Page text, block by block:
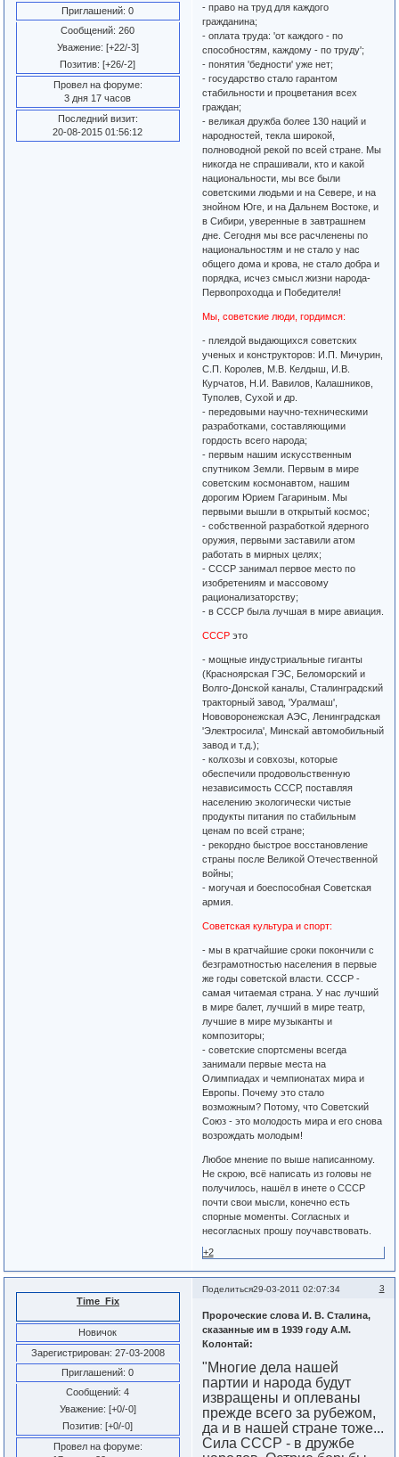
Приглашений: 0
Сообщений: 260
Уважение: [+22/-3]
Позитив: [+26/-2]
Провел на форуме:
3 дня 17 часов
Последний визит:
20-08-2015 01:56:12
- право на труд для каждого
гражданина;
- оплата труда: 'от каждого - по
способностям, каждому - по труду';
- понятия 'бедности' уже нет;
- государство стало гарантом
стабильности и процветания всех
граждан;
- великая дружба более 130 наций и
народностей, текла широкой,
полноводной рекой по всей стране. Мы
никогда не спрашивали, кто и какой
национальности, мы все были
советскими людьми и на Севере, и на
знойном Юге, и на Дальнем Востоке, и
в Сибири, уверенные в завтрашнем
дне. Сегодня мы все расчленены по
национальностям и не стало у нас
общего дома и крова, не стало добра и
порядка, исчез смысл жизни народа-
Первопроходца и Победителя!
Мы, советские люди, гордимся:
- плеядой выдающихся советских
ученых и конструкторов: И.П. Мичурин,
С.П. Королев, М.В. Келдыш, И.В.
Курчатов, Н.И. Вавилов, Калашников,
Туполев, Сухой и др.
- передовыми научно-техническими
разработками, составляющими
гордость всего народа;
- первым нашим искусственным
спутником Земли. Первым в мире
советским космонавтом, нашим
дорогим Юрием Гагариным. Мы
первыми вышли в открытый космос;
- собственной разработкой ядерного
оружия, первыми заставили атом
работать в мирных целях;
- СССР занимал первое место по
изобретениям и массовому
рационализаторству;
- в СССР была лучшая в мире авиация.
СССР это
- мощные индустриальные гиганты
(Красноярская ГЭС, Беломорский и
Волго-Донской каналы, Сталинградский
тракторный завод, 'Уралмаш',
Нововоронежская АЭС, Ленинградская
'Электросила', Минскай автомобильный
завод и т.д.);
- колхозы и совхозы, которые
обеспечили продовольственную
независимость СССР, поставляя
населению экологически чистые
продукты питания по стабильным
ценам по всей стране;
- рекордно быстрое восстановление
страны после Великой Отечественной
войны;
- могучая и боеспособная Советская
армия.
Советская культура и спорт:
- мы в кратчайшие сроки покончили с
безграмотностью населения в первые
же годы советской власти. СССР -
самая читаемая страна. У нас лучший
в мире балет, лучший в мире театр,
лучшие в мире музыканты и
композиторы;
- советские спортсмены всегда
занимали первые места на
Олимпиадах и чемпионатах мира и
Европы. Почему это стало
возможным? Потому, что Советский
Союз - это молодость мира и его снова
возрождать молодым!
Любое мнение по выше написанному.
Не скрою, всё написать из головы не
получилось, нашёл в инете о СССР
почти свои мысли, конечно есть
спорные моменты. Согласных и
несогласных прошу поучавствовать.
+2
Поделиться 3
29-03-2011 02:07:34
Time_Fix
Новичок
Зарегистрирован: 27-03-2008
Приглашений: 0
Сообщений: 4
Уважение: [+0/-0]
Позитив: [+0/-0]
Провел на форуме:
Пророческие слова И. В. Сталина,
сказанные им в 1939 году А.М.
Колонтай:
"Многие дела нашей
партии и народа будут
извращены и оплеваны
прежде всего за рубежом,
да и в нашей стране тоже...
Сила СССР - в дружбе